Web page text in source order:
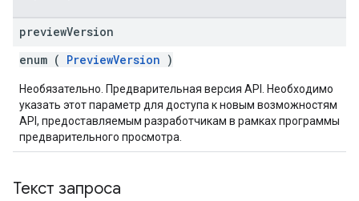
previewVersion
enum ( PreviewVersion )
Необязательно. Предварительная версия API. Необходимо
указать этот параметр для доступа к новым возможностям
API, предоставляемым разработчикам в рамках программы
предварительного просмотра.
Текст запроса